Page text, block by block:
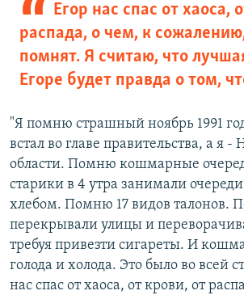
Егор нас спас от хаоса,
распада, о чем, к
помнят. Я считаю, что
Егоре будет правда о том,
"Я помню страшный ноябрь 1991
встал во главе правительства, а я
области. Помню кошмарные
старики в 4 утра занимали
хлебом. Помню 17 видов талонов.
перекрывали улицы и
требуя привезти сигареты. И
голода и холода. Это было во всей
нас спас от хаоса, от крови, от